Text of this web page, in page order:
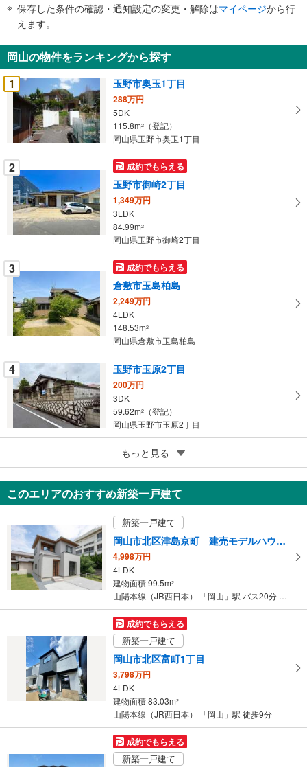
知
を
受
け
取
る
・
条
件
を
マ
イ
ペ
ジ
に
保
存
す
る
保存した条件の確認・通知設定の変更・解除はマイページから行
えます。
岡山の物件をランキングから探す
1
玉野市奥玉1丁目
288万円
5DK
115.8m2
（登記）
岡山県玉野市奥玉1丁目
2 成約でもらえる
玉野市御崎2丁目
1,349万円
3LDK
84.99m2
岡山県玉野市御崎2丁目
3 成約でもらえる
倉敷市玉島柏島
2,249万円
4LDK
148.53m2
岡山県倉敷市玉島柏島
4 玉野市玉原2丁目
200万円
3DK
59.62m2
（登記）
岡山県玉野市玉原2丁目
成約でもらえる
岡山市北区平野
1,390万円
6DK
岡山県岡山市北区平野
もっと見る
このエリアのおすすめ新築一戸建て
新築一戸建て
岡山市北区津島京町 建売モデルハウス イシンホーム岡山
4,998万円
4LDK
建物面積 99.5m2
山陽本線（JR西日本） 「岡山」駅 バス20分 商大前 バス停下車 徒歩5分
成約でもらえる
新築一戸建て
岡山市北区富町1丁目
3,798万円
4LDK
建物面積 83.03m2
山陽本線（JR西日本） 「岡山」駅 徒歩9分
成約でもらえる
新築一戸建て